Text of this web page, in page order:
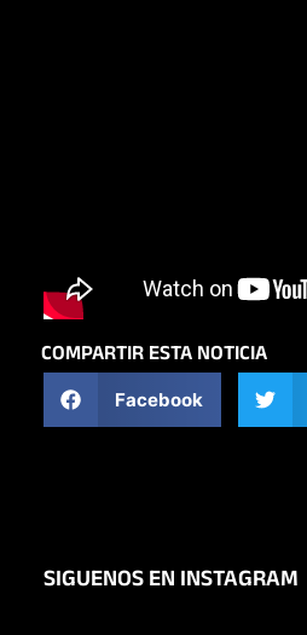
COMPARTIR ESTA NOTICIA
Facebook
SIGUENOS EN INSTAGRAM